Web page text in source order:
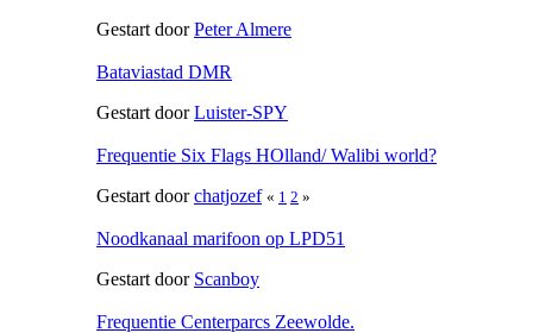
Gestart doorPeter Almere
Bataviastad DMR
Gestart doorLuister-SPY
Frequentie Six Flags HOlland/ Walibi world?
Gestart doorchatjozef « 1 2 »
Noodkanaal marifoon op LPD51
Gestart door Scanboy
Frequentie Centerparcs Zeewolde.